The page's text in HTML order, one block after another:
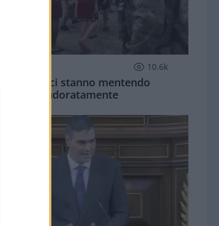
10.6k
Su Ceuta ci stanno mentendo
spudoratamente